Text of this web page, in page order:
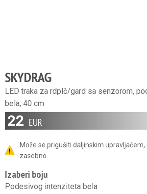
SKYDRAG
LED traka za rdplč/gard sa senzorom,
bela, 40 cm
22
Može se prigušiti daljinskim upravljačem,
zasebno.
Izaberi boju
Podesivog intenziteta bela